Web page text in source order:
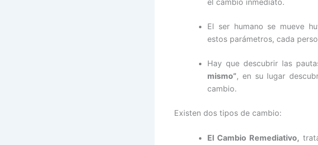
El ser humano se mueve
estos parámetros, cada
Hay que descubrir las
mismo”, en su lugar
cambio.
Existen dos tipos de cambio:
El Cambio Remediativo,